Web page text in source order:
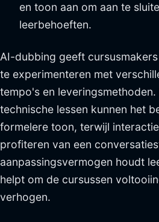
en toon aan om aan te
leerbehoeften.
AI-dubbing geeft
te experimenteren met
tempo's en
technische lessen kunnen het
formelere toon, terwijl
profiteren van een
aanpassingsvermogen houdt
helpt om de cursussen
verhogen.